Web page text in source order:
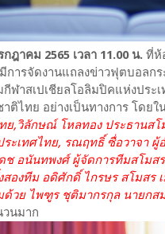
ฎาคม 2565 เวลา 11.00 น. ที่ห้
การจัดงานแถลงข่าวฟุตบอลก
ฬาสเปเชียลโอลิมปิคแห่งประ
ไทย อย่างเป็นทางการ โดยใ
ย,วิลักษณ์ โหลทอง ประธานสโ
ะเทศไทย, รณฤทธิ์ ซื่อวาจา ผู้
ช อนันทพงศ์ ผู้จัดการทีมสโมส
องทีม อดิศักดิ์ ไกรษร สโมสร
ด้วย ไพฑูร ชุติมากรกุล นายก
นมาก